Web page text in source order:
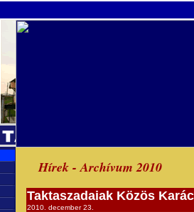
Hírek - Archívum 2010
Taktaszadaiak Közös
2010. december 23.